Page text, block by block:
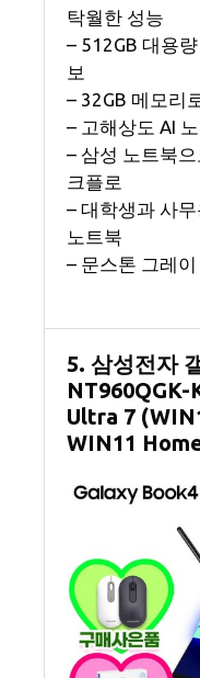
탁월한 성능
– 512GB 대용
보
– 32GB 메모리
– 고해상도 AI
– 삼성 노트북
크플로
– 대학생과 사
노트북
– 문스톤 그레
5. 삼성전자
NT960QGK-
Ultra 7
WIN11